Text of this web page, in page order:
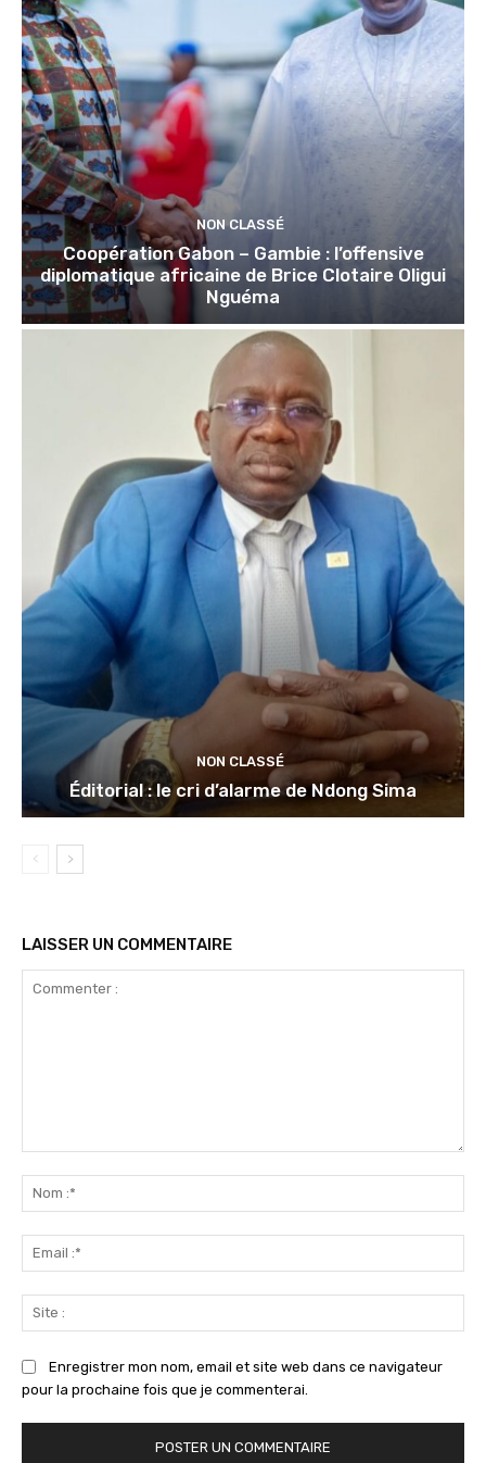
NON CLASSÉ
Coopération Gabon – Gambie : l’offensive
diplomatique africaine de Brice Clotaire Oligui
Nguéma
NON CLASSÉ
Éditorial : le cri d’alarme de Ndong Sima
LAISSER UN COMMENTAIRE
:*
:*
:
Enregistrer mon nom, email et site web dans ce navigateur
pour la prochaine fois que je commenterai.